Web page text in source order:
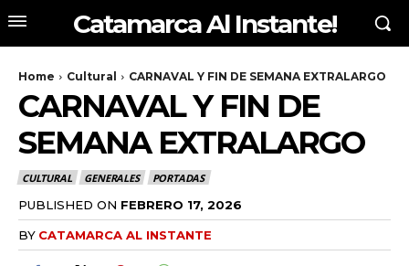
Catamarca Al Instante!
Home Cultural CARNAVAL Y FIN DE SEMANA EXTRALARGO
CARNAVAL Y FIN DE
SEMANA EXTRALARGO
CULTURAL GENERALES PORTADAS
PUBLISHED ON FEBRERO 17, 2026
BY CATAMARCA AL INSTANTE